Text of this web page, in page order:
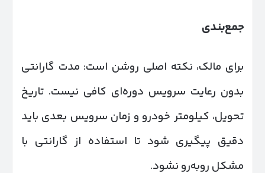
جمع‌بندی
برای مالک، نکته اصلی روشن است: مدت گارانتی
بدون رعایت سرویس دوره‌ای کافی نیست. تاریخ
تحویل، کیلومتر خودرو و زمان سرویس بعدی باید
دقیق پیگیری شود تا استفاده از گارانتی با
مشکل روبه‌رو نشود.